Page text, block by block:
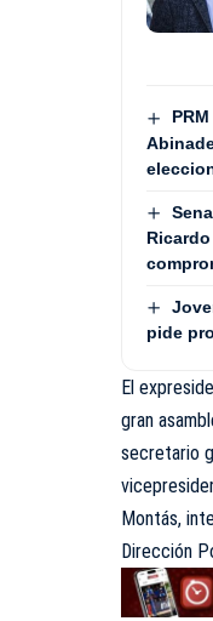
pide
El
gran
secretario
Montás,
Dirección